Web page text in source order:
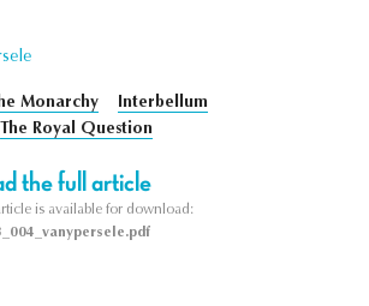
Monarchy
Interbellum
The Royal Question
the full article
is available for download: